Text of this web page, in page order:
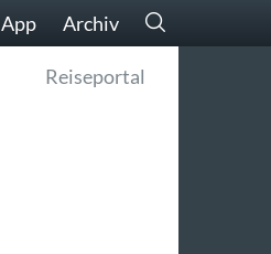
App Archiv
Reiseportal